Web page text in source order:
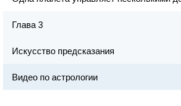
Глава 3
Искусство предсказания
Видео по астрологии